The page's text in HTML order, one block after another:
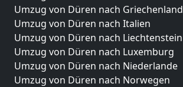
Umzug von Düren nach Griechenland
Umzug von Düren nach Italien
Umzug von Düren nach Liechtenstein
Umzug von Düren nach Luxemburg
Umzug von Düren nach Niederlande
Umzug von Düren nach Norwegen